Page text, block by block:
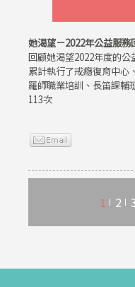
她渴望－2022年公益服務
回顧她渴望2022年度的
累計執行了戒癮復育中心
羅師職業培訓、長笛課輔
113次
1 2 3